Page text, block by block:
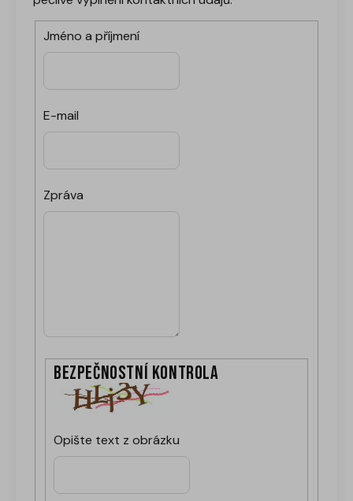
Jméno a příjmení
E-mail
Zpráva
Bezpečnostní kontrola
Opište text z obrázku